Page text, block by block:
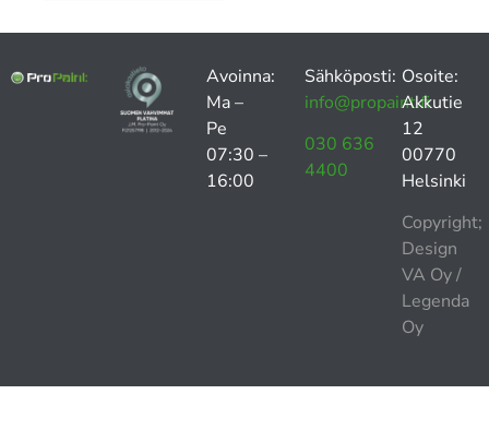
Avoinna:
Ma –
Pe
07:30 –
16:00
Sähköposti:
info@propaint.fi
030 636
4400
Osoite:
Akkutie
12
00770
Helsinki
Copyright;
Design
VA Oy/
Legenda
Oy